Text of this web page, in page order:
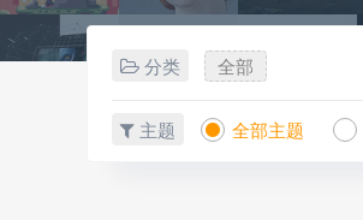
分类 全部
主题 全部主题